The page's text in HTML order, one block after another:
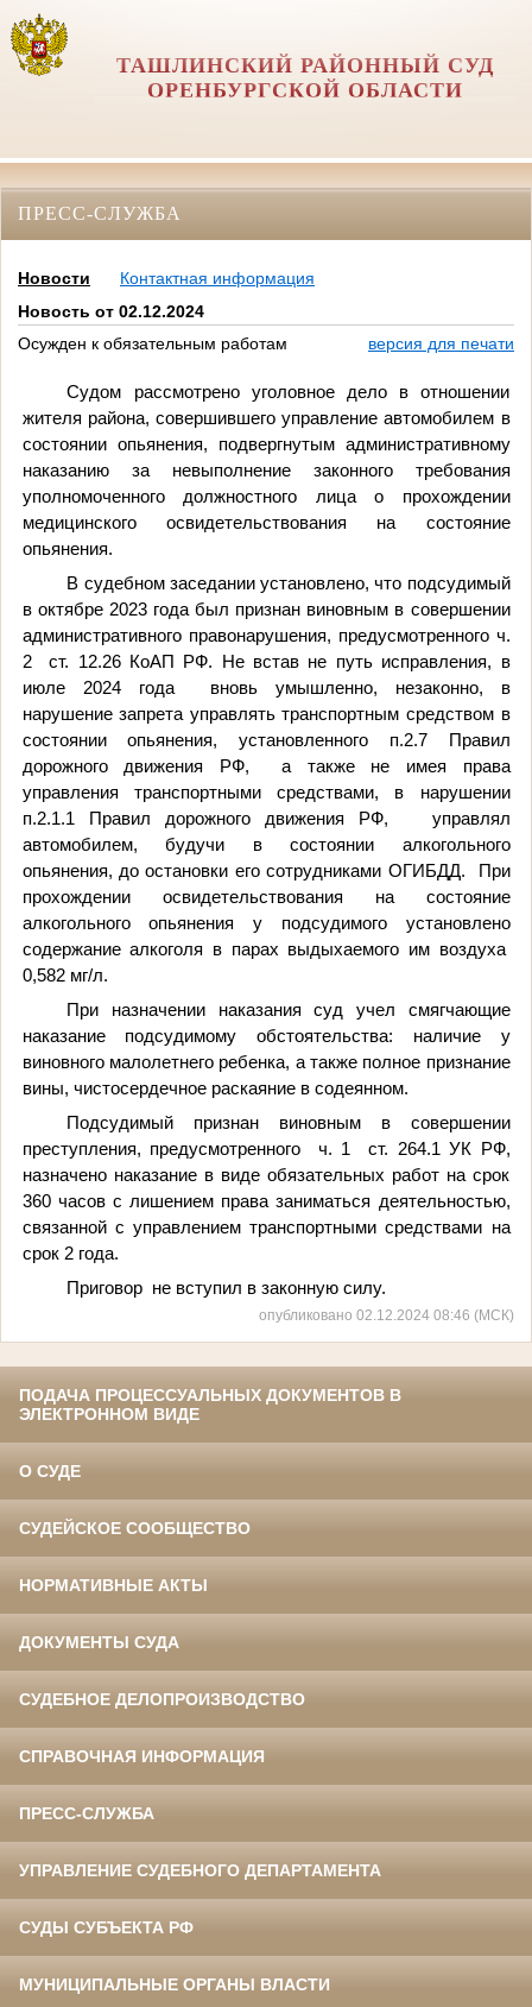
ТАШЛИНСКИЙ РАЙОННЫЙ СУД
ОРЕНБУРГСКОЙ ОБЛАСТИ
ПРЕСС-СЛУЖБА
Новости
Контактная информация
Новость от 02.12.2024
Осужден к обязательным работам
версия для печати
Судом рассмотрено уголовное дело в отношении
жителя района, совершившего управление автомобилем в
состоянии опьянения, подвергнутым административному
наказанию за невыполнение законного требования
уполномоченного должностного лица о прохождении
медицинского освидетельствования на состояние
опьянения.
В судебном заседании установлено, что подсудимый
в октябре 2023 года был признан виновным в совершении
административного правонарушения, предусмотренного ч.
2
ст. 12.26 КоАП РФ. Не встав не путь исправления, в
июле 2024 года
вновь умышленно, незаконно, в
нарушение запрета управлять транспортным средством в
состоянии опьянения, установленного п.2.7 Правил
дорожного движения РФ,
а также не имея права
управления транспортными средствами, в нарушении
п.2.1.1 Правил дорожного движения РФ,
управлял
автомобилем, будучи в состоянии алкогольного
опьянения, до остановки его сотрудниками ОГИБДД.
При
прохожденииосвидетельствования на состояние
алкогольного опьянения у подсудимого установлено
содержание алкоголя в парах выдыхаемого им воздуха
0,582 мг/л.
При назначении наказания суд учел смягчающие
наказание подсудимому обстоятельства: наличие у
виновного малолетнего ребенка, а также полное признание
вины, чистосердечное раскаяние в содеянном.
Подсудимый признан виновным в совершении
преступления, предусмотренного
ч. 1
ст. 264.1 УК РФ,
назначено наказание в виде обязательных работ на срок
360 часов с лишением права заниматься деятельностью,
связанной с управлением транспортными средствами на
срок 2 года.
Приговор не вступил в законную силу.
опубликовано 02.12.2024 08:46 (МСК)
ПОДАЧА ПРОЦЕССУАЛЬНЫХ ДОКУМЕНТОВ В
ЭЛЕКТРОННОМ ВИДЕ
О СУДЕ
СУДЕЙСКОЕ СООБЩЕСТВО
НОРМАТИВНЫЕ АКТЫ
ДОКУМЕНТЫ СУДА
СУДЕБНОЕ ДЕЛОПРОИЗВОДСТВО
СПРАВОЧНАЯ ИНФОРМАЦИЯ
ПРЕСС-СЛУЖБА
УПРАВЛЕНИЕ СУДЕБНОГО ДЕПАРТАМЕНТА
СУДЫ СУБЪЕКТА РФ
МУНИЦИПАЛЬНЫЕ ОРГАНЫ ВЛАСТИ